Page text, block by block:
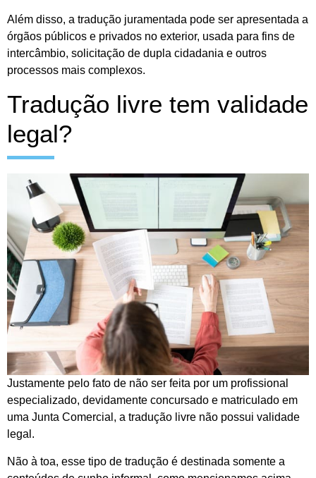
Além disso, a tradução juramentada pode ser apresentada a
órgãos públicos e privados no exterior, usada para fins de
intercâmbio, solicitação de dupla cidadania e outros
processos mais complexos.
Tradução livre tem validade
legal?
Justamente pelo fato de não ser feita por um profissional
especializado, devidamente concursado e matriculado em
uma Junta Comercial, a tradução livre não possui validade
legal.
Não à toa, esse tipo de tradução é destinada somente a